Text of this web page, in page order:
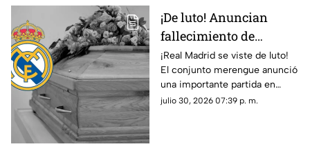
¡De luto! Anuncian
fallecimiento de
jugador del Real
Madrid tras cirugía de
cabeza; ¿Quién era?
¡Real Madrid se viste de luto!
El conjunto merengue anunció
una importante partida en
redes sociales. Conoce los
julio 30, 2026 07:39 p. m.